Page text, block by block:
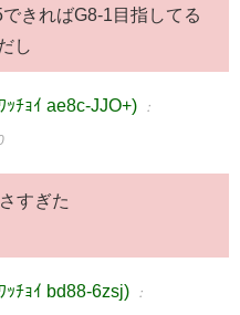
きればG8-1目指してる
し
ﾁｮｲ ae8c-JJO+) ：
すぎた
ﾁｮｲ bd88-6zsj) ：